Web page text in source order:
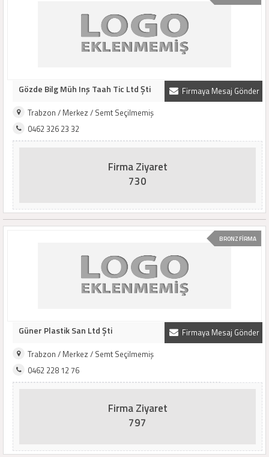
Firmaya Mesaj Gönder
Gözde Bilg Müh Inş Taah Tic Ltd Şti
Trabzon / Merkez / Semt Seçilmemiş
0462 326 23 32
Firma Ziyaret
730
BRONZ FİRMA
Firmaya Mesaj Gönder
Güner Plastik San Ltd Şti
Trabzon / Merkez / Semt Seçilmemiş
0462 228 12 76
Firma Ziyaret
797